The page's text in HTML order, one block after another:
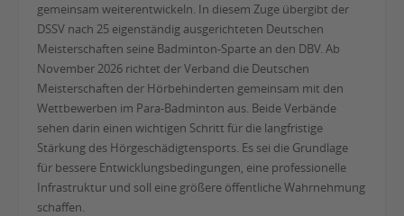
gemeinsam weiterentwickeln. In diesem Zuge übergibt der
DSSV nach 25 eigenständig ausgerichteten Deutschen
Meisterschaften seine Badminton-Sparte an den DBV. Ab
November 2026 richtet der Verband die Deutschen
Meisterschaften der Hörbehinderten gemeinsam mit den
Wettbewerben im Para-Badminton aus. Beide Verbände
sehen darin einen wichtigen Schritt für die langfristige
Stärkung des Hörgeschädigtensports. Es sei die Grundlage
für bessere Entwicklungsbedingungen, eine professionelle
Infrastruktur und soll eine größere öffentliche Wahrnehmung
schaffen.